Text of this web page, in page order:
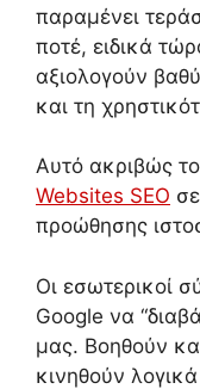
παραμένει
ποτέ, ειδικά
αξιολογούν
και τη
Αυτό ακριβώς
Websites SEO
προώθησης
Οι εσωτερικοί
Google να
μας. Βοηθούν
κινηθούν